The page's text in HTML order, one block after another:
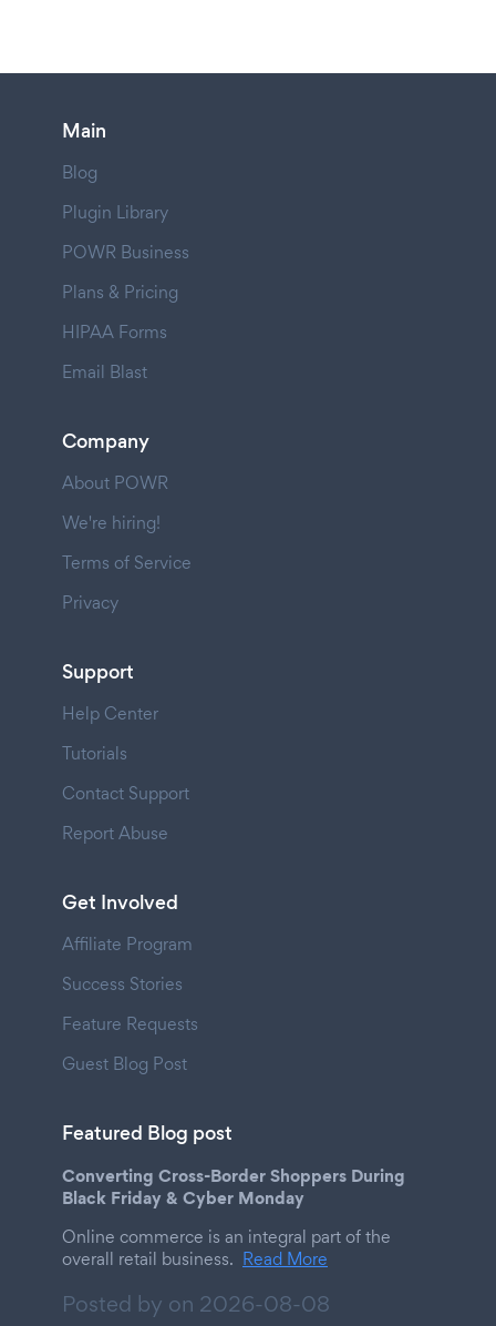
Main
Blog
Plugin Library
POWR Business
Plans & Pricing
HIPAA Forms
Email Blast
Company
About POWR
We're hiring!
Terms of Service
Privacy
Support
Help Center
Tutorials
Contact Support
Report Abuse
Get Involved
Affiliate Program
Success Stories
Feature Requests
Guest Blog Post
Featured Blog post
Converting Cross-Border Shoppers During
Black Friday & Cyber Monday
Online commerce is an integral part of the
overall retail business. Read More
Posted by on 2026-08-08